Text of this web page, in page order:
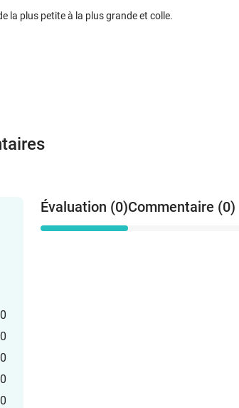
la plus petite à la plus grande et colle.
0
0
0
0
0
Évaluation (0)Commentaire (0)